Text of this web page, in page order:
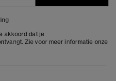
akkoord dat je
Zie voor meer informatie onze